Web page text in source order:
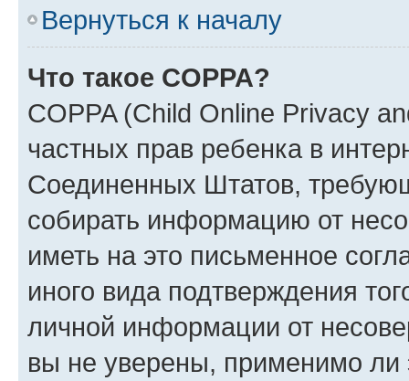
Вернуться к началу
Что такое COPPA?
COPPA (Child Online Privacy
частных прав ребенка в
Соединенных Штатов,
собирать информацию от
иметь на это письменное
иного вида подтверждения
личной информации от
вы не уверены, применимо ли